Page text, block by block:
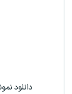
دانلود